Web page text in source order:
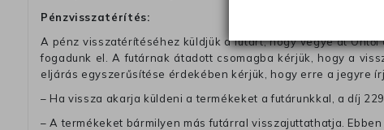
Pénzvisszatérítés:
A pénz visszatérítéséhez küldjük a futárt, hogy vegye át
fogadunk el. A futárnak átadott csomagba kérjük, hogy a
eljárás egyszerűsítése érdekében kérjük, hogy erre a jegyre
– Ha vissza akarja küldeni a termékeket a futárunkkal, a díj
– A termékeket bármilyen más futárral visszajuttathatja.